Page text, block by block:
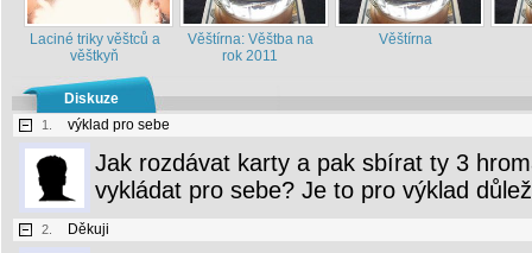
Laciné triky věštců a
věštkyň
Věštírna: Věštba na
rok 2011
Věštírna
Diskuze
1. výklad pro sebe
Jak rozdávat karty a pak sbírat ty 3
vykládat pro sebe? Je to pro výklad
2. Děkuji